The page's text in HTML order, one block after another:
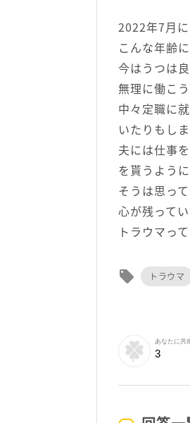
2022年7月に
こんな年齢
今はうつは
無理に働こ
中々定職に
いたりもしま
夫には仕事
を貰うよう
そうは思っ
心が残って
トラウマっ
local_offer トラウマ
あなたに共
3